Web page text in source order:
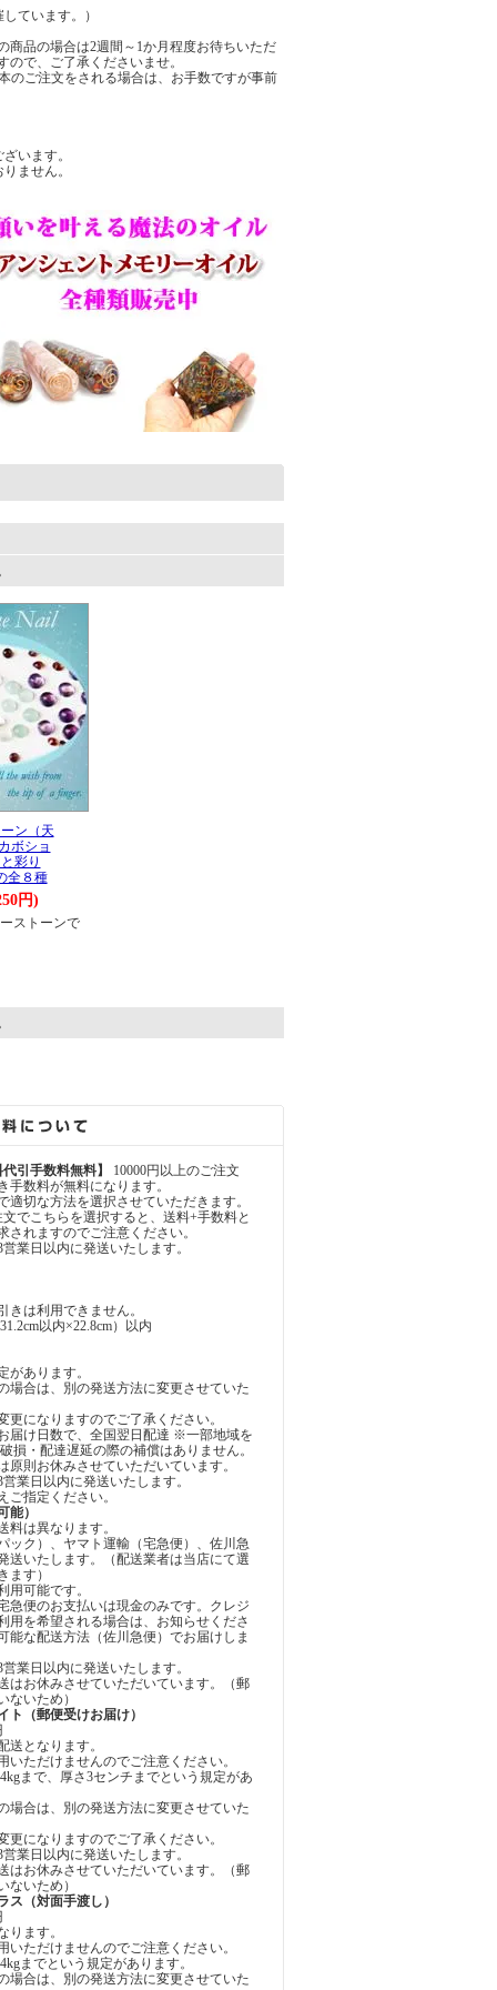
ています。）
商品の場合は2週間～1か月程度お待ちいただ
で、ご了承くださいませ。
のご注文をされる場合は、お手数ですが事前
います。
ません。
ン（天
ボショ
彩り
全８種
円)
ストーンで
引手数料無料】
10000円以上のご注文
手数料が無料になります。
適切な方法を選択させていただきます。
でこちらを選択すると、送料+手数料と
されますのでご注意ください。
業日以内に発送いたします。
きは利用できません。
以内×22.8cm）以内
があります。
場合は、別の発送方法に変更させていた
更になりますのでご了承ください。
届け日数で、全国翌日配達 ※一部地域を
損・配達遅延の際の補償はありません。
則お休みさせていただいています。
業日以内に発送いたします。
ご指定ください。
能）
料は異なります。
ック）、ヤマト運輸（宅急便）、佐川急
送いたします。（配送業者は当店にて選
ます）
用可能です。
急便のお支払いは現金のみです。クレジ
用を希望される場合は、お知らせくださ
能な配送方法（佐川急便）でお届けしま
業日以内に発送いたします。
はお休みさせていただいています。（郵
ないため）
ト（郵便受けお届け）
送となります。
いただけませんのでご注意ください。
まで、厚さ3センチまでという規定があ
場合は、別の発送方法に変更させていた
更になりますのでご了承ください。
業日以内に発送いたします。
はお休みさせていただいています。（郵
ないため）
ス（対面手渡し）
ります。
いただけませんのでご注意ください。
までという規定があります。
場合は、別の発送方法に変更させていた